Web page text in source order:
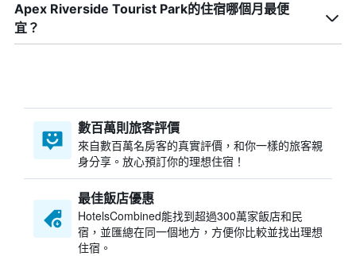
Apex Riverside Tourist Park​的住宿哪個月最便
宜？
數百萬則旅客評價
來自數百萬名房客的真實評價，和你一樣的旅客親
身分享。放心預訂你的理想住宿！
最佳飯店優惠
HotelsCombined​能找到超過300萬家飯店和民
宿，並匯總在同一個地方，方便你比較並找出理想
住宿。